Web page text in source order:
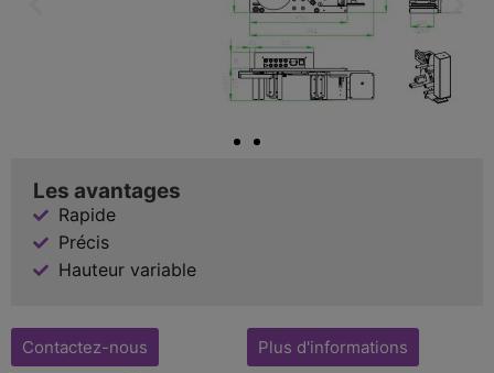
Les avantages
Rapide
Précis
Hauteur variable
Contactez-nous Plus d'informations